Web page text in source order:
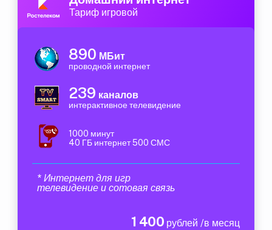
Тариф игровой
890 МБит
проводной интернет
239 каналов
интерактивное телевидение
1000 минут
40 ГБ интернет 500 СМС
* Интернет для игр
телевидение и сотовая связь
1 400 рублей /в месяц